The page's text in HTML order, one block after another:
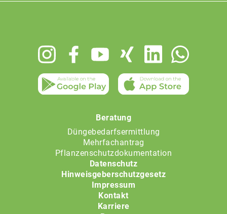
Beratung
Düngebedarfsermittlung
Mehrfachantrag
Pflanzenschutzdokumentation
Datenschutz
Hinweisgeberschutzgesetz
Impressum
Kontakt
Karriere